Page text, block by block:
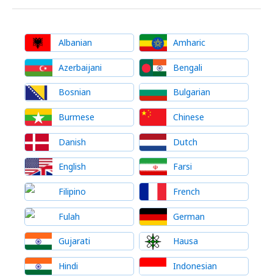
Albanian Amharic
Azerbaijani Bengali
Bosnian Bulgarian
Burmese Chinese
Danish Dutch
English Farsi
Filipino French
Fulah German
Gujarati Hausa
Hindi Indonesian